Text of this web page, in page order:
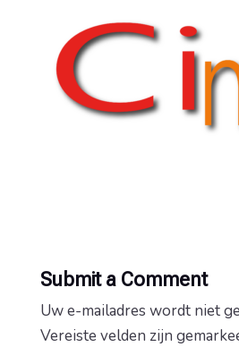
Submit a Comment
Uw e-mailadres wordt niet
Vereiste velden zijn